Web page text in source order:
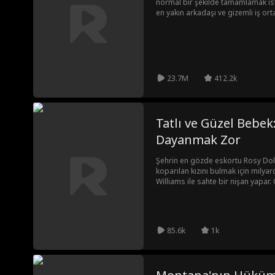
normal bir şekilde tamamlamak
en yakın arkadaşı ve gizemli iş
edip babasının onu evden
zaman Harper’ı bir beladan
23.7M 412.2k
Tatlı ve Güzel
Dayanmak Zor
Şehrin en gözde eskortu Rosy
koparılan kızını bulmak için
Williams ile sahte bir nişan yapar.
85.6k 1k